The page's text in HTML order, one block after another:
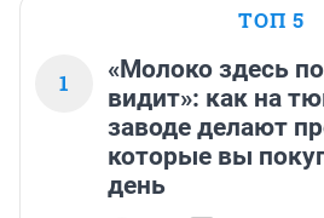
ТОП 5
1
«Молоко здесь
видит»: как на
заводе делают
которые вы
день